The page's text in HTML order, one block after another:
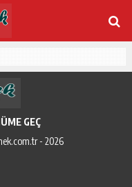
GEÇ
- 2026